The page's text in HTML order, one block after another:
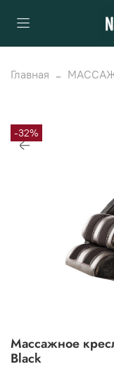
Главная
-32%
Массажное
Black